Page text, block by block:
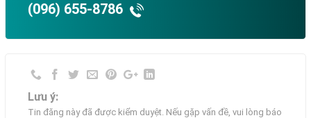
(096) 655-8786
Lưu ý:
Tin đăng này đã được kiểm duyệt. Nếu gặp vấn đề, vui lòng báo